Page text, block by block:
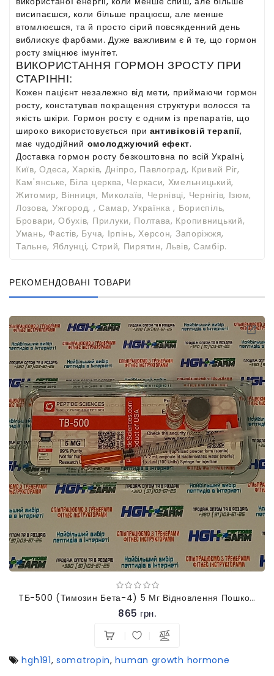
висипаєшся, коли більше працюєш, але менше
втомлюєшся, та й просто сірий повсякденний день
виблискує фарбами. Дуже важливим є й те, що гормон
росту зміцнює імунітет.
ВИКОРИСТАННЯ ГОРМОН ЗРОСТУ ПРИ
СТАРІННІ:
Кожен пацієнт незалежно від мети, приймаючи гормон
росту, констатував покращення структури волосся та
якість шкіри. Гормон росту є одним із препаратів, що
широко використовується при антивіковій терапії,
має чудодійний омолоджуючий ефект.
Доставка гормон росту безкоштовна по всій Україні,
Київ, Одеса, Харків, Дніпро, Павлоград, Кривий Ріг,
Кам'янське, Біла церква, Черкаси, Хмельницький,
Житомир, Вінниця, Миколаїв, Чернівці, Чернігів, Ізюм,
Лозова, Ужгород, , Самар, Українка , Бориспіль,
Бровари, Обухів, Прилуки, Полтава, Кропивницький,
Умань, Фастів, Буча, Ірпінь, Херсон, Запоріжжя,
Тальне, Яблунці, Стрий, Пирятин, Львів, Самбір.
РЕКОМЕНДОВАНІ ТОВАРИ
TБ-500 (Тимозин Бета-4) 5 Мг Відновлення Пошкоджених Тканин
865 грн.
hgh191,somatropin,human growth hormone